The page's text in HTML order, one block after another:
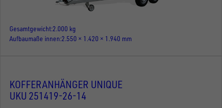
Gesamtgewicht 2.000 kg
Aufbaumaße innen 2.550 × 1.420 × 1.940 mm
KOFFERANHÄNGER UNIQUE
UKU 251419-26-14